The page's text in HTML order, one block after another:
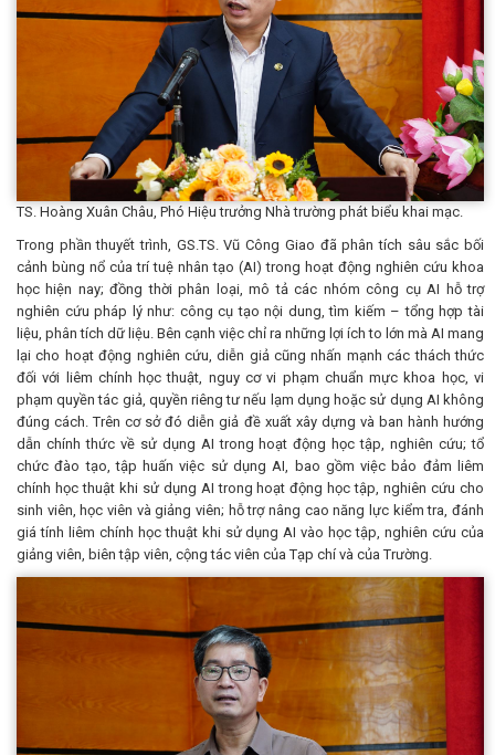
TS. Hoàng Xuân Châu, Phó Hiệu trưởng Nhà trường phát biểu khai mạc.
Trong phần thuyết trình, GS.TS. Vũ Công Giao đã phân tích sâu sắc bối
cảnh bùng nổ của trí tuệ nhân tạo (AI) trong hoạt động nghiên cứu khoa
học hiện nay; đồng thời phân loại, mô tả các nhóm công cụ AI hỗ trợ
nghiên cứu pháp lý như: công cụ tạo nội dung, tìm kiếm – tổng hợp tài
liệu, phân tích dữ liệu. Bên cạnh việc chỉ ra những lợi ích to lớn mà AI mang
lại cho hoạt động nghiên cứu, diễn giả cũng nhấn mạnh các thách thức
đối với liêm chính học thuật, nguy cơ vi phạm chuẩn mực khoa học, vi
phạm quyền tác giả, quyền riêng tư nếu lạm dụng hoặc sử dụng AI không
đúng cách. Trên cơ sở đó diễn giả đề xuất xây dựng và ban hành hướng
dẫn chính thức về sử dụng AI trong hoạt động học tập, nghiên cứu; tổ
chức đào tạo, tập huấn việc sử dụng AI, bao gồm việc bảo đảm liêm
chính học thuật khi sử dụng AI trong hoạt động học tập, nghiên cứu cho
sinh viên, học viên và giảng viên; hỗ trợ nâng cao năng lực kiểm tra, đánh
giá tính liêm chính học thuật khi sử dụng AI vào học tập, nghiên cứu của
giảng viên, biên tập viên, cộng tác viên của Tạp chí và của Trường.